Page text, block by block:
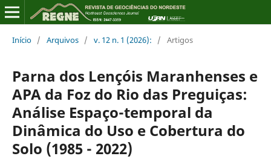
Início / Arquivos / v. 12 n. 1 (2026): / Artigos
Parna dos Lençóis Maranhenses e
APA da Foz do Rio das Preguiças:
Análise Espaço-temporal da
Dinâmica do Uso e Cobertura do
Solo (1985 - 2022)